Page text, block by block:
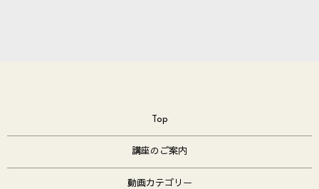
Top
講座のご案内
動画カテゴリー